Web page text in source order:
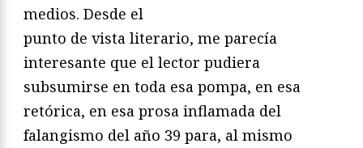
medios. Desde el
punto de vista literario, me parecía
interesante que el lector pudiera
subsumirse en toda esa pompa, en esa
retórica, en esa prosa inflamada del
falangismo del año 39 para, al mismo